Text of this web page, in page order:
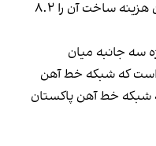
تخمین زده شده، در حالی‌که پاکستان هزینه ساخت آن را ۸.۲
سه جانبه میان
است که شبکه خط آهن
شبکه خط آهن پاکستان